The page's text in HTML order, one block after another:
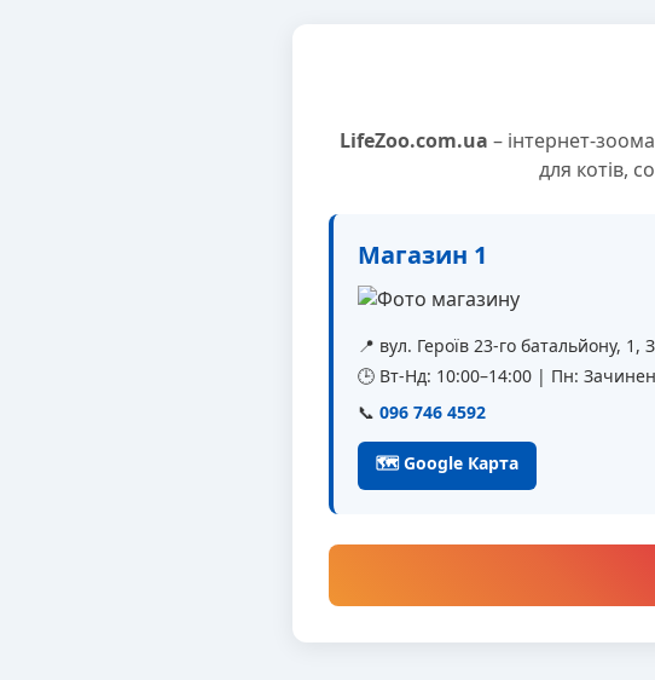
LifeZoo.com.ua – інтернет-
для котів,
Магазин 1
📍 вул. Героїв 23-го батальйону, 1,
🕒 Вт-Нд: 10:00–14:00 | Пн:
📞 096 746 4592
🗺 Google Карта